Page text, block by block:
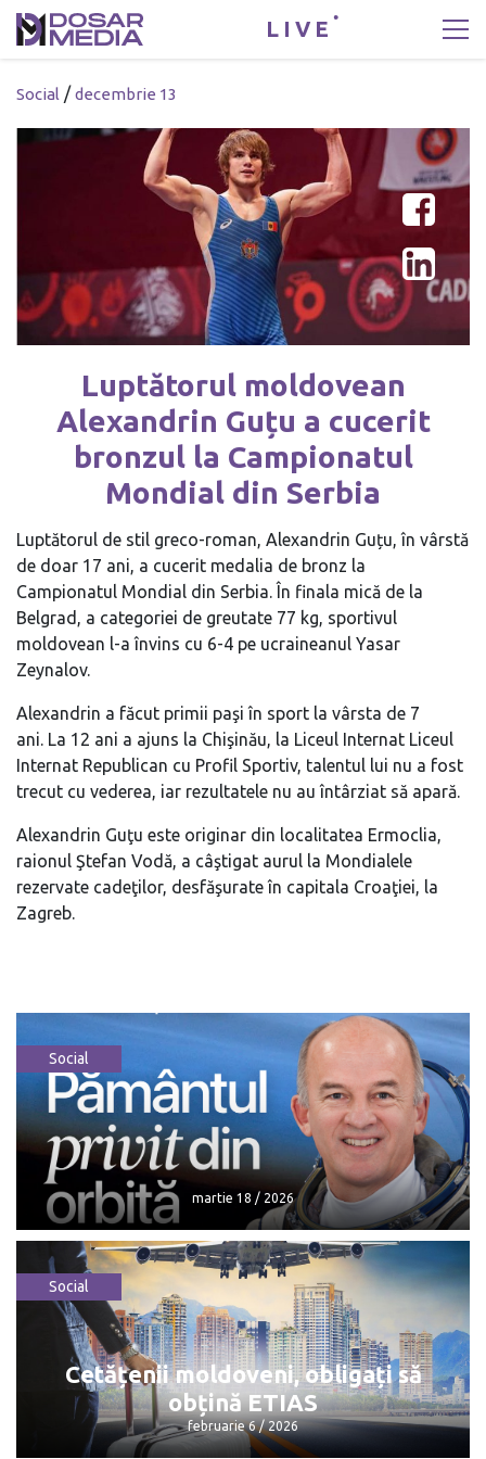
LIVE
Social /decembrie 13
Luptătorul moldovean
Alexandrin Guțu a cucerit
bronzul la Campionatul
Mondial din Serbia
Luptătorul de stil greco-roman, Alexandrin Guțu, în vârstă
de doar 17 ani, a cucerit medalia de bronz la
Campionatul Mondial din Serbia. În finala mică de la
Belgrad, a categoriei de greutate 77 kg, sportivul
moldovean l-a învins cu 6-4 pe ucraineanul Yasar
Zeynalov.
Alexandrin a făcut primii paşi în sport la vârsta de 7
ani. La 12 ani a ajuns la Chişinău, la Liceul Internat Liceul
Internat Republican cu Profil Sportiv, talentul lui nu a fost
trecut cu vederea, iar rezultatele nu au întârziat să apară.
Alexandrin Guţu este originar din localitatea Ermoclia,
raionul Ştefan Vodă, a câştigat aurul la Mondialele
rezervate cadeţilor, desfăşurate în capitala Croaţiei, la
Zagreb.
Social
martie 18 / 2026
martie 18 / 2026
Social
Cetățenii moldoveni, obligați să
obțină ETIAS
februarie 6 / 2026